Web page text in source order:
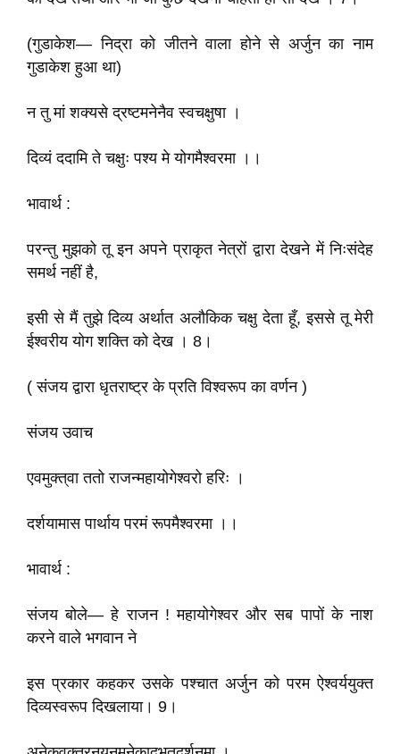
(गुडाकेश— निद्रा को जीतने वाला होने से अर्जुन का नाम
गुडाकेश हुआ था)
न तु मां शक्यसे द्रष्टमनेनैव स्वचक्षुषा ।
दिव्यं ददामि ते चक्षुः पश्य मे योगमैश्वरमा ।।
भावार्थ :
परन्तु मुझको तू इन अपने प्राकृत नेत्रों द्वारा देखने में निःसंदेह
समर्थ नहीं है,
इसी से मैं तुझे दिव्य अर्थात अलौकिक चक्षु देता हूँ, इससे तू मेरी
ईश्वरीय योग शक्ति को देख । 8।
( संजय द्वारा धृतराष्ट्र के प्रति विश्वरूप का वर्णन )
संजय उवाच
एवमुक्त्‌वा ततो राजन्महायोगेश्वरो हरिः ।
दर्शयामास पार्थाय परमं रूपमैश्वरमा ।।
भावार्थ :
संजय बोले— हे राजन ! महायोगेश्वर और सब पापों के नाश
करने वाले भगवान ने
इस प्रकार कहकर उसके पश्चात अर्जुन को परम ऐश्वर्ययुक्त
दिव्यस्वरूप दिखलाया। 9।